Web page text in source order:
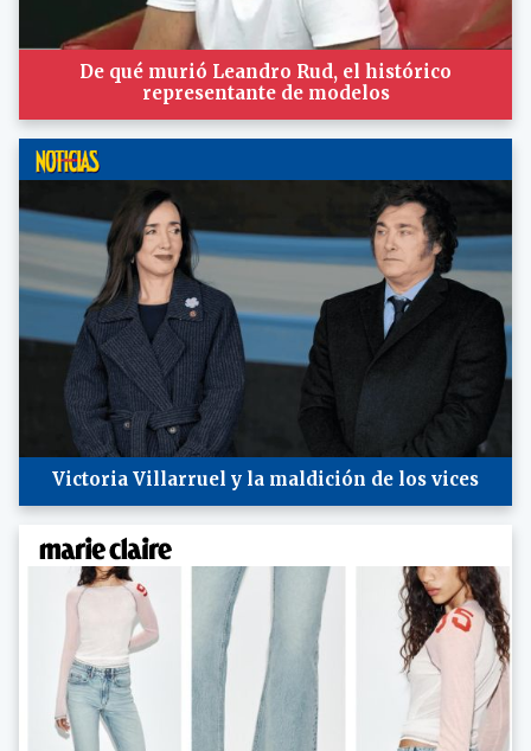
De qué murió Leandro Rud, el histórico
representante de modelos
Victoria Villarruel y la maldición de los vices